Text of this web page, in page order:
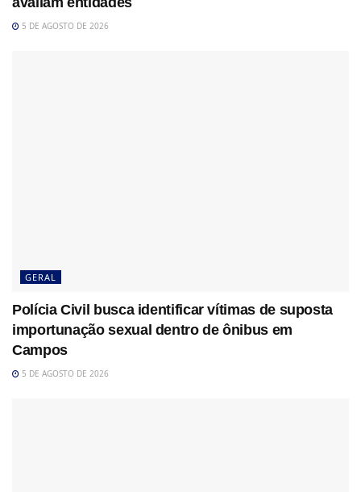
5 DE AGOSTO DE 2026
GERAL
Polícia Civil busca identificar vítimas de suposta
importunação sexual dentro de ônibus em
Campos
5 DE AGOSTO DE 2026